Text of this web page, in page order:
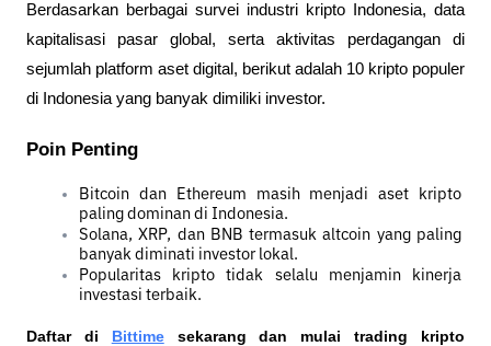
Berdasarkan berbagai survei industri kripto Indonesia, data
kapitalisasi pasar global, serta aktivitas perdagangan di
sejumlah platform aset digital, berikut adalah 10 kripto populer
di Indonesia yang banyak dimiliki investor.
Poin Penting
Bitcoin dan Ethereum masih menjadi aset kripto
paling dominan di Indonesia.
Solana, XRP, dan BNB termasuk altcoin yang paling
banyak diminati investor lokal.
Popularitas kripto tidak selalu menjamin kinerja
investasi terbaik.
Daftar di Bittime sekarang dan mulai trading kripto